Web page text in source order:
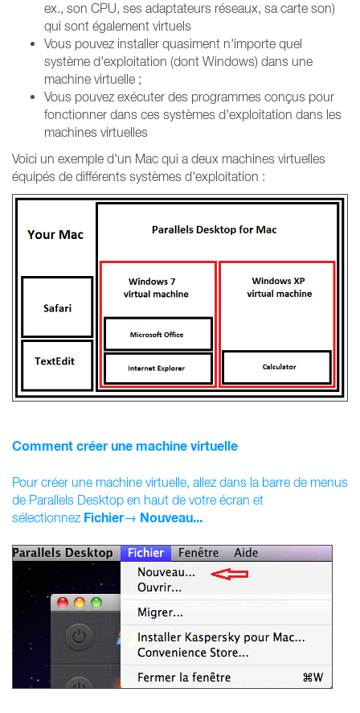
ex., son CPU, ses adaptateurs réseaux, sa carte son)
qui sont également virtuels
Vous pouvez installer quasiment n'importe quel
système d'exploitation (dont Windows) dans une
machine virtuelle ;
Vous pouvez exécuter des programmes conçus pour
fonctionner dans ces systèmes d'exploitation dans les
machines virtuelles
Voici un exemple d'un Mac qui a deux machines virtuelles
équipés de différents systèmes d'exploitation :
Comment créer une machine virtuelle
Pour créer une machine virtuelle, allez dans la barre de menus
de Parallels Desktop en haut de votre écran et
sélectionnez Fichier→ Nouveau...